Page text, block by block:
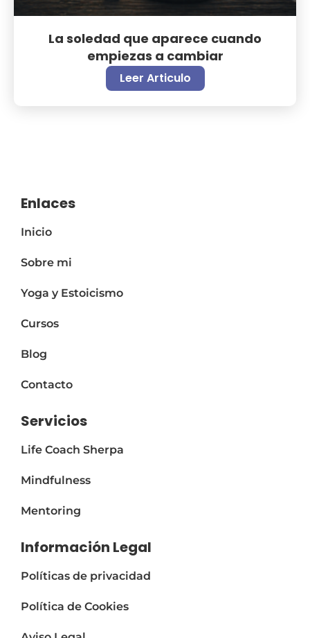
La soledad que aparece cuando
empiezas a cambiar
Leer Articulo
Enlaces
Inicio
Sobre mi
Yoga y Estoicismo
Cursos
Blog
Contacto
Servicios
Life Coach Sherpa
Mindfulness
Mentoring
Información Legal
Políticas de privacidad
Política de Cookies